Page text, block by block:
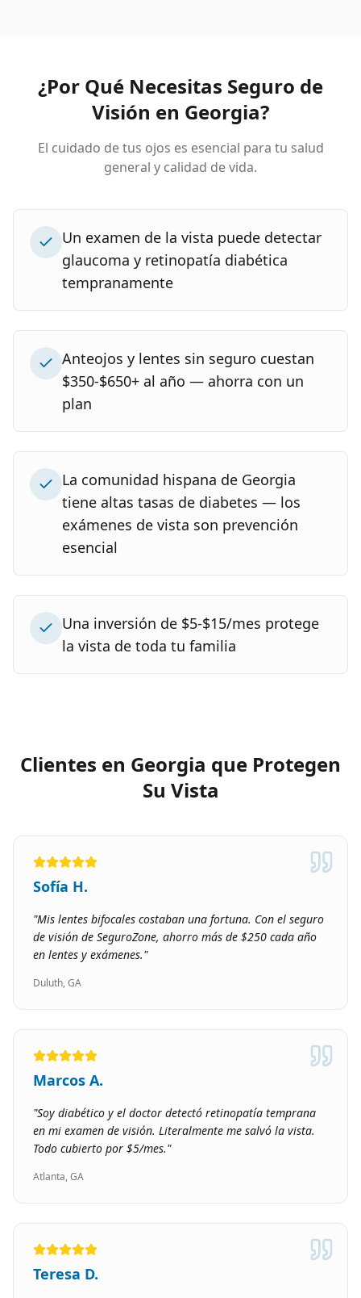
¿Por Qué Necesitas Seguro de
Visión en Georgia?
El cuidado de tus ojos es esencial para tu salud
general y calidad de vida.
Un examen de la vista puede detectar
glaucoma y retinopatía diabética
tempranamente
Anteojos y lentes sin seguro cuestan
$350-$650+ al año — ahorra con un
plan
La comunidad hispana de Georgia
tiene altas tasas de diabetes — los
exámenes de vista son prevención
esencial
Una inversión de $5-$15/mes protege
la vista de toda tu familia
Clientes en Georgia que Protegen
Su Vista
Sofía H.
"Mis lentes bifocales costaban una fortuna. Con el seguro
de visión de SeguroZone, ahorro más de $250 cada año
en lentes y exámenes."
Duluth, GA
Marcos A.
"Soy diabético y el doctor detectó retinopatía temprana
en mi examen de visión. Literalmente me salvó la vista.
Todo cubierto por $5/mes."
Atlanta, GA
Teresa D.